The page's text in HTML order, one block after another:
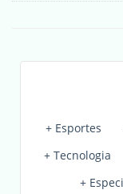
+ Esportes
+ Tecnologia
+